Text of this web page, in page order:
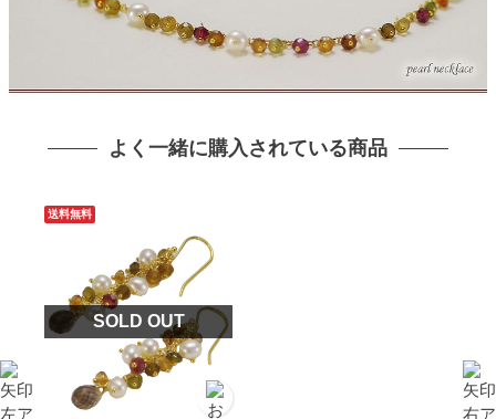
よく一緒に購入されている商品
送料無料
SOLD OUT